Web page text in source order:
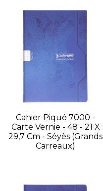
Cahier Piqué 7000 -
Carte Vernie - 48 - 21 X
29,7 Cm - Séyès (grands
Carreaux)